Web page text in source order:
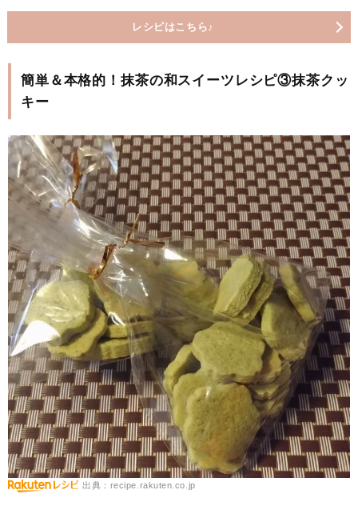
レシピはこちら♪
簡単＆本格的！抹茶の和スイーツレシピ③抹茶クッ
キー
出典：recipe.rakuten.co.jp